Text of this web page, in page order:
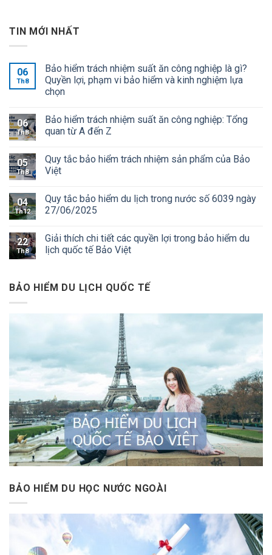
TIN MỚI NHẤT
06
Th8
Bảo hiểm trách nhiệm suất ăn công nghiệp là gì?
Quyền lợi, phạm vi bảo hiểm và kinh nghiệm lựa
chọn
06
Th8
Bảo hiểm trách nhiệm suất ăn công nghiệp: Tổng
quan từ A đến Z
05
Th8
Quy tắc bảo hiểm trách nhiệm sản phẩm của Bảo
Việt
04
Th12
Quy tắc bảo hiểm du lịch trong nước số 6039 ngày
27/06/2025
22
Th8
Giải thích chi tiết các quyền lợi trong bảo hiểm du
lịch quốc tế Bảo Việt
BẢO HIỂM DU LỊCH QUỐC TẾ
BẢO HIỂM DU HỌC NƯỚC NGOÀI